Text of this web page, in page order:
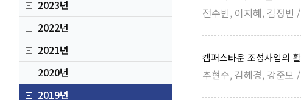
2023년
2022년
2021년
2020년
2019년
전수빈, 이지혜, 김정
캠퍼스타운 조성사업의
추현수, 김혜경, 강준